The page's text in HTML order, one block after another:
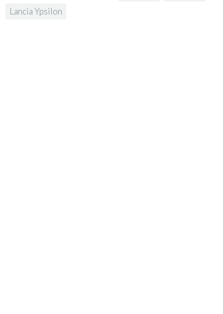
Lancia Ypsilon